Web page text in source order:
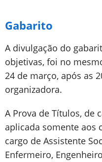
Gabarito
A divulgação do
objetivas, foi no
24 de março, após as
organizadora.
A Prova de Títulos, de
aplicada somente aos
cargo de Assistente
Enfermeiro,